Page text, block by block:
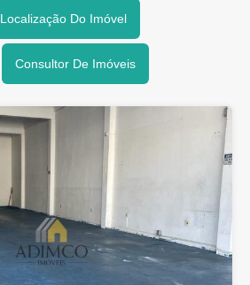
Localização Do Imóvel
Consultor De Imóveis